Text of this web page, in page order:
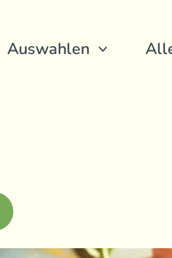
Auswahlen